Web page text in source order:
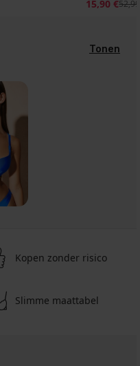
15,90 €
Tonen
Kopen zonder risico
Slimme maattabel